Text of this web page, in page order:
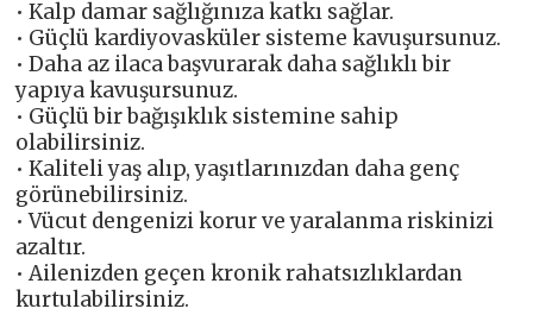
• Kalp damar sağlığınıza katkı sağlar.
• Güçlü kardiyovasküler sisteme kavuşursunuz.
• Daha az ilaca başvurarak daha sağlıklı bir
yapıya kavuşursunuz.
• Güçlü bir bağışıklık sistemine sahip
olabilirsiniz.
• Kaliteli yaş alıp, yaşıtlarınızdan daha genç
görünebilirsiniz.
• Vücut dengenizi korur ve yaralanma riskinizi
azaltır.
• Ailenizden geçen kronik rahatsızlıklardan
kurtulabilirsiniz.